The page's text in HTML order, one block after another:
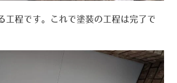
工程です。これで塗装の工程は完了で